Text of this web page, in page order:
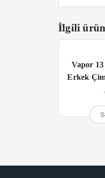
İlgili
Vapor
Erkek